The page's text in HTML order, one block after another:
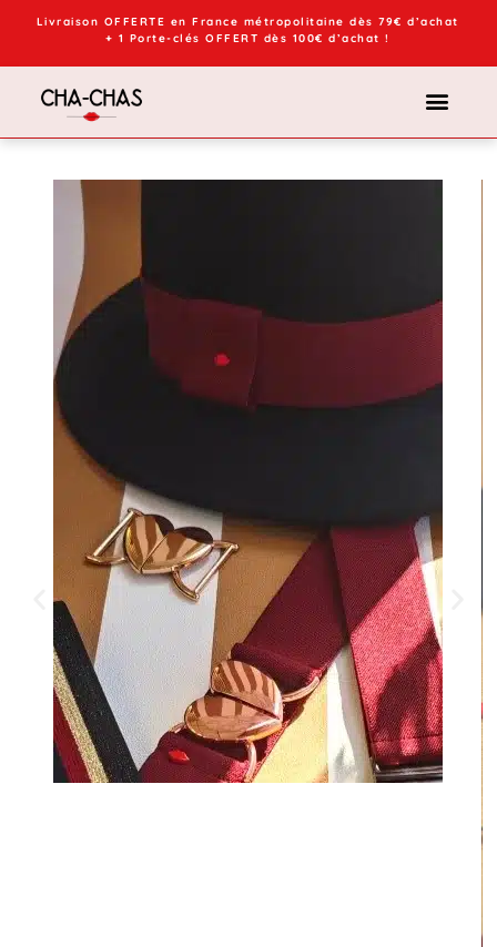
Livraison OFFERTE en France métropolitaine dès 79€ d’achat
+ 1 Porte-clés OFFERT dès 100€ d’achat !